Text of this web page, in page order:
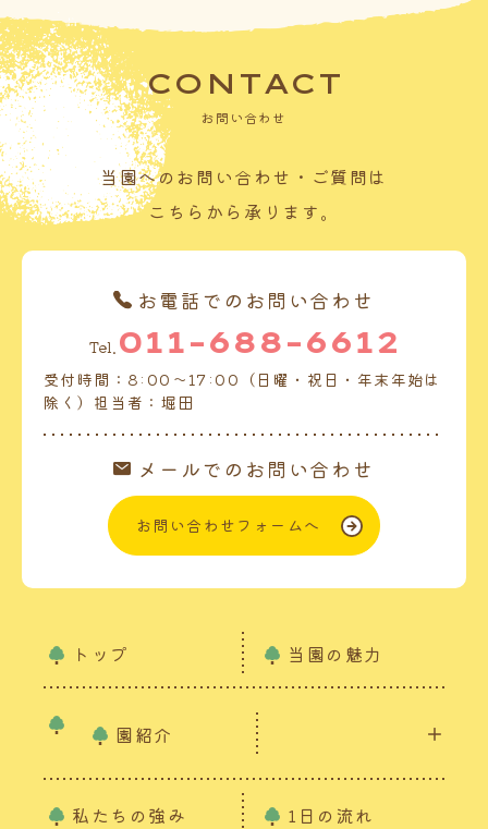
CONTACT
お問い合わせ
当園へのお問い合わせ・ご質問は
こちらから承ります。
お電話でのお問い合わせ
Tel. 011-688-6612
受付時間：8:00～17:00（日曜・祝日・年末年始は
除く）担当者：堀田
メールでのお問い合わせ
お問い合わせフォームへ
トップ 当園の魅力
園紹介
私たちの強み 1日の流れ